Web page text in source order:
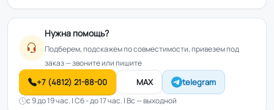
Нужна помощь?
Подберем, подскажем по совместимости, привезем под
заказ — звоните или пишите
+7 (4812) 21-88-00 MAX telegram
с 9 до 19 час. | Сб - до 17 час. | Вс — выходной